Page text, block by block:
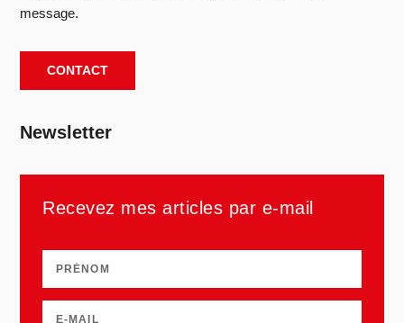
message.
CONTACT
Newsletter
Recevez mes articles par e-mail